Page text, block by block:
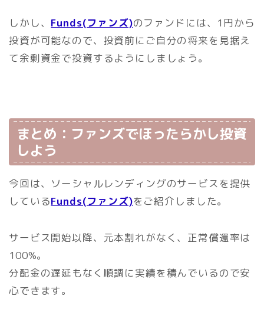
しかし、 Funds(ファンズ)のファンドには、1円から
投資が可能なので、投資前にご自分の将来を見据え
て余剰資金で投資するようにしましょう。
まとめ：ファンズでほったらかし投資
しよう
今回は、ソーシャルレンディングのサービスを提供
しているFunds(ファンズ)をご紹介しました。
サービス開始以降、元本割れがなく、正常償還率は
100%。
分配金の遅延もなく順調に実績を積んでいるので安
心できます。